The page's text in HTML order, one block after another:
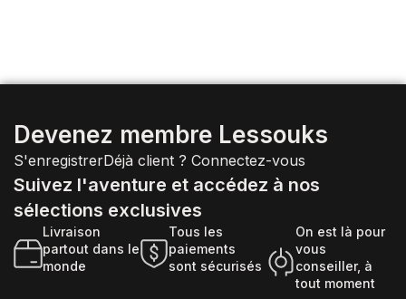
Devenez membre Lessouks
S'enregistrerDéjà client ? Connectez-vous
Suivez l'aventure et accédez à nos
sélections exclusives
Livraison
partout dans le
monde
Tous les
paiements
sont sécurisés
On est là pour
vous
conseiller, à
tout moment